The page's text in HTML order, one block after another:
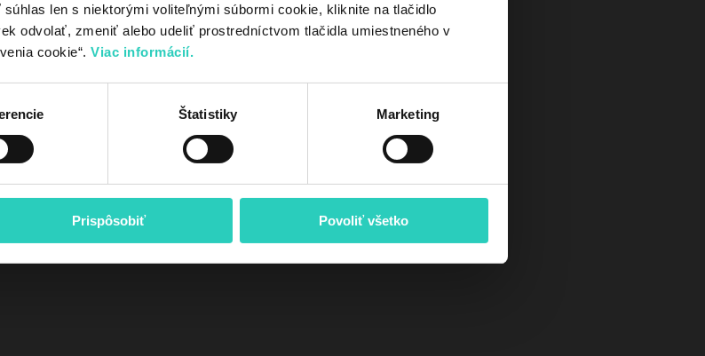
len s niektorými voliteľnými súbormi cookie, kliknite na tlačidlo
odvolať, zmeniť alebo udeliť prostredníctvom tlačidla umiestneného v
cookie“. Viac informácií.
Štatistiky Marketing
Prispôsobiť Povoliť všetko
Prečo si vybrať kotol u nás?